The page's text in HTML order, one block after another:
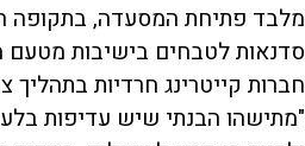
מלבד פתיחת המסעדה, בתקופה
סדנאות לטבחים בישיבות מטעם
חברות קייטרינג חרדיות בתהליך
"מתישהו הבנתי שיש עדיפות